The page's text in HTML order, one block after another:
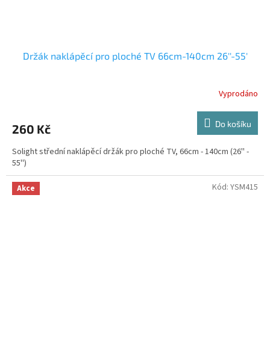
Držák naklápěcí pro ploché TV 66cm-140cm 26''-55'
Vyprodáno
260 Kč Do košíku
Solight střední naklápěcí držák pro ploché TV, 66cm - 140cm (26'' -
55'')
Akce Kód: YSM415